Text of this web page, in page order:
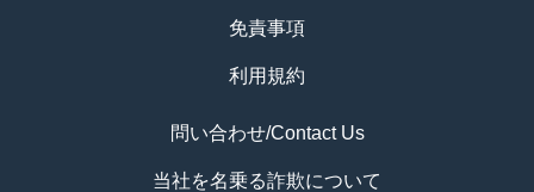
免責事項
利用規約
問い合わせ/Contact Us
当社を名乗る詐欺について